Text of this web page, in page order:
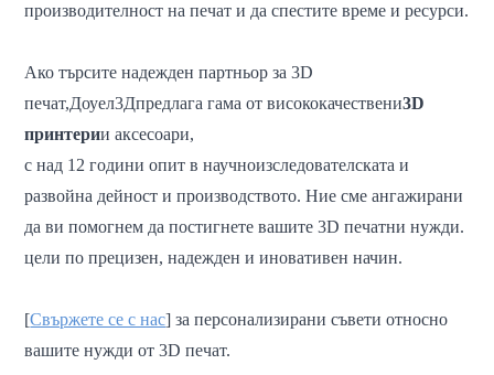
производителност на печат и да спестите време и ресурси.
Ако търсите надежден партньор за 3D
печат,Доуел3Дпредлага гама от висококачествени3D
принтерии аксесоари,
снад 12 години опит в научноизследователската и
развойна дейност и производството. Ние сме ангажирани
да ви помогнем да постигнете вашите 3D печатни нужди.
цели по прецизен, надежден и иновативен начин.
[Свържете се с нас] за персонализирани съвети относно
вашите нужди от 3D печат.